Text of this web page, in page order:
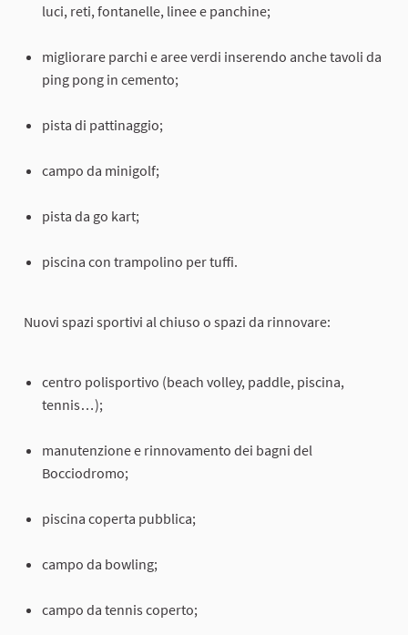
luci, reti, fontanelle, linee e panchine;
migliorare parchi e aree verdi inserendo anche tavoli da
ping pong in cemento;
pista di pattinaggio;
campo da minigolf;
pista da go kart;
piscina con trampolino per tuffi.
Nuovi spazi sportivi al chiuso o spazi da rinnovare:
centro polisportivo (beach volley, paddle, piscina,
tennis…);
manutenzione e rinnovamento dei bagni del
Bocciodromo;
piscina coperta pubblica;
campo da bowling;
campo da tennis coperto;